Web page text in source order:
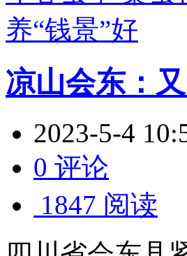
凉山会东：
2023-5-4
0 评论
1847 阅读